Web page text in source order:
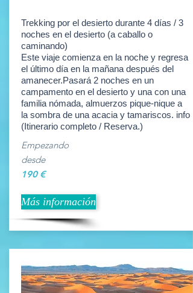
Trekking por el desierto durante 4 días / 3
noches en el desierto (a caballo o
caminando)
Este viaje comienza en la noche y regresa
el último día en la mañana después del
amanecer.Pasará 2 noches en un
campamento en el desierto y una con una
familia nómada, almuerzos pique-nique a
la sombra de una acacia y tamariscos. info
(Itinerario completo / Reserva.)
Empezando
desde
190 €
Más información